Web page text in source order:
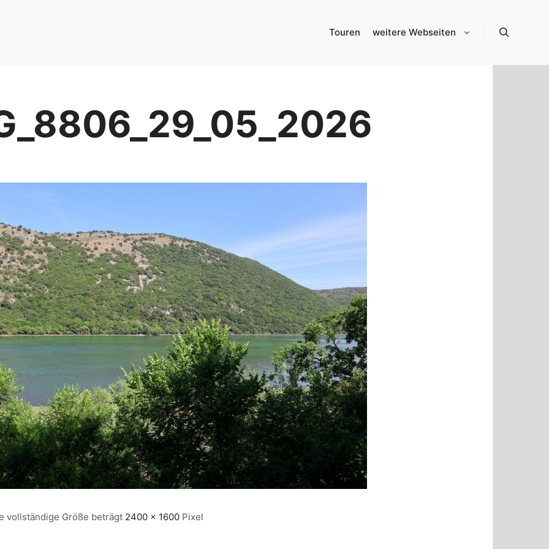
Touren weitere Webseiten
vollständige Größe beträgt 2400 × 1600 Pixel